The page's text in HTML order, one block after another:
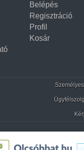
Belépés
Regisztráció
Profil
Kosár